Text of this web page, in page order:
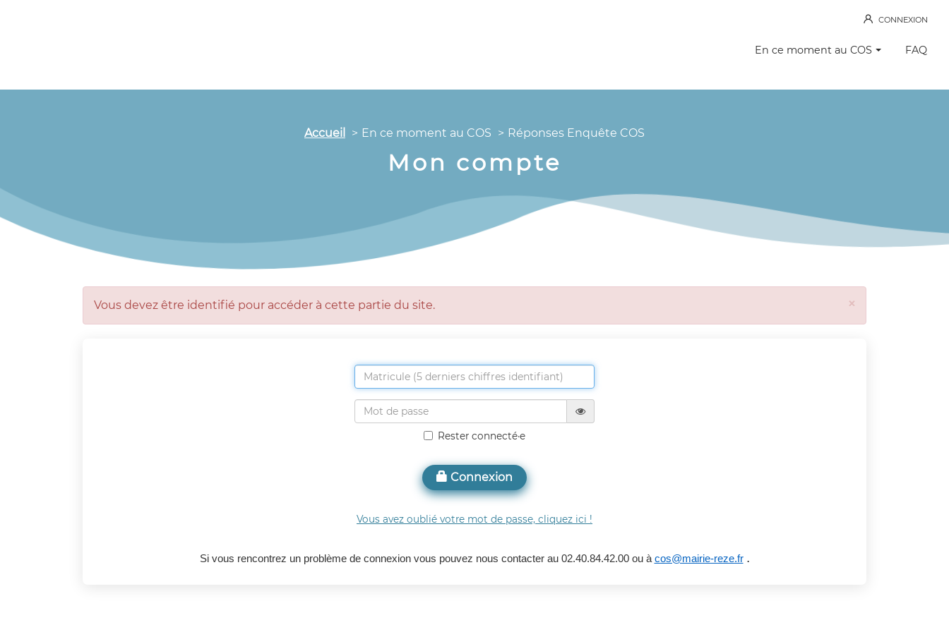
CONNEXION
En ce moment au COS FAQ
Accueil En ce moment au COS Réponses Enquête COS
Mon compte
×
Vous devez être identifié pour accéder à cette partie du site.
Rester connecté·e
Connexion
Vous avez oublié votre mot de passe, cliquez ici !
Si vous rencontrez un problème de connexion vous pouvez nous contacter au 02.40.84.42.00 ou àcos@mairie-reze.fr .